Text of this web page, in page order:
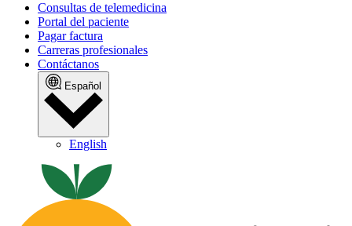
Consultas de telemedicina
Portal del paciente
Pagar factura
Carreras profesionales
Contáctanos
Español
English